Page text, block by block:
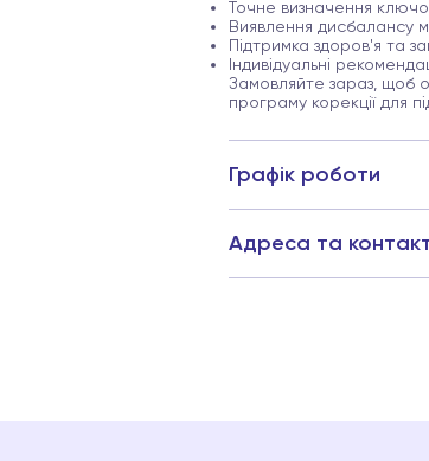
Точне визначення
Виявлення дисбалансу
Підтримка здоров'я та
Індивідуальні
Замовляйте зараз, щоб
програму корекції для
Графік роботи
Адреса та